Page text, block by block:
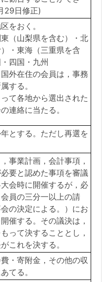
29日修正)
をおく。
（山梨県を含む）・北
・東海（三重県を含
四国・九州
外在住の会員は，事務
する。
て各地から選出された
連絡に当たる。
とする。ただし再選を
事業計画，会計事項，
要と認めた事項を審議
会時に開催するが，必
員の三分一以上の請
の決定による。）にお
催する。その議決は，
って決することとし，
これを決する。
・寄附金，その他の収
てる。